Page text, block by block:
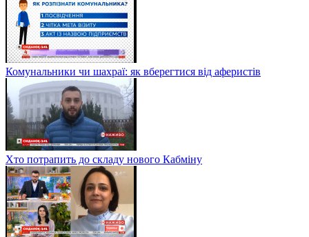
Комунальники чи шахраї: як вберегтися від аферистів
Хто потрапить до складу нового Кабміну